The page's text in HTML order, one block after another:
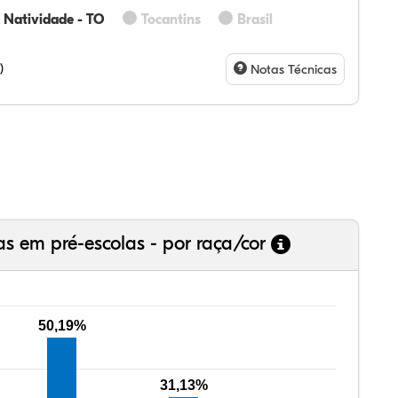
Natividade - TO Tocantins Brasil
Notas Técnicas
em pré-escolas - por raça/cor
50,19%
31,13%